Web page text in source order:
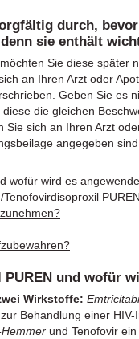
durch,
sie enthält
Sie diese später
an Ihren Arzt oder
Geben Sie es
die gleichen
sich an Ihren Arzt
angegeben
wofür wird es
und wofür
Wirkstoffe:
Behandlung einer HIV-
und Tenofovir ein